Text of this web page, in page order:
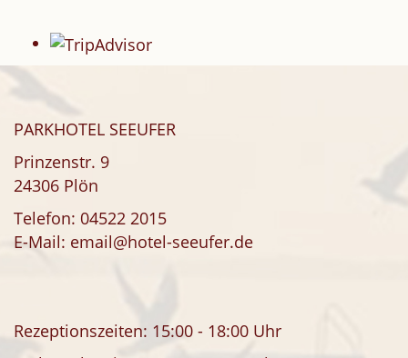
PARKHOTEL SEEUFER
Prinzenstr. 9
24306 Plön
Telefon: 04522 2015
E-Mail: email@hotel-seeufer.de
Rezeptionszeiten: 15:00 - 18:00 Uhr